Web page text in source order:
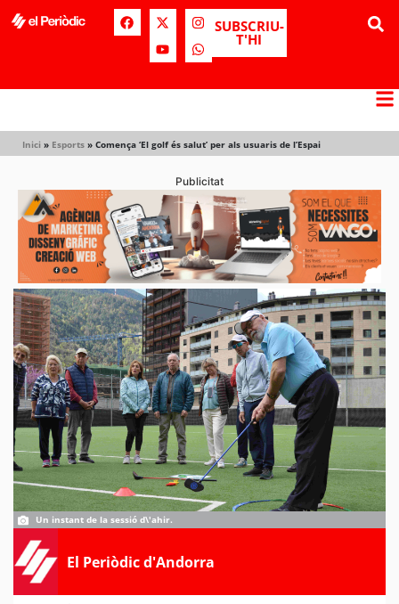
SUBSCRIU-
T'HI
Inici » Esports » Comença ‘El golf és salut’ per als usuaris de l’Espai
Publicitat
Un instant de la sessió d\'ahir.
El Periòdic d'Andorra